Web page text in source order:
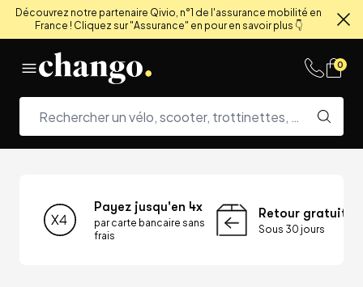
Découvrez notre partenaire Qivio, n°1 de l'assurance mobilité en
France ! Cliquez sur "Assurance" en pour en savoir plus 👇
0
Payez jusqu'en 4x
par carte bancaire sans
frais
Retour gratuit
Sous 30 jours